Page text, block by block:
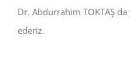
Dr. Abdurrahim TOKTAŞ da
ederiz.